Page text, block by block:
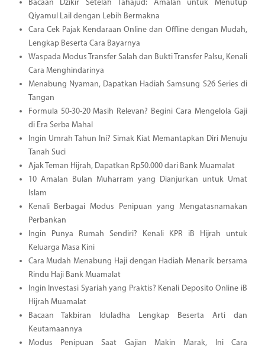
Bacaan Dzikir Setelah Tahajud: Amalan untuk Menutup
Qiyamul Lail dengan Lebih Bermakna
Cara Cek Pajak Kendaraan Online dan Offline dengan Mudah,
Lengkap Beserta Cara Bayarnya
Waspada Modus Transfer Salah dan Bukti Transfer Palsu, Kenali
Cara Menghindarinya
Menabung Nyaman, Dapatkan Hadiah Samsung S26 Series di
Tangan
Formula 50-30-20 Masih Relevan? Begini Cara Mengelola Gaji
di Era Serba Mahal
Ingin Umrah Tahun Ini? Simak Kiat Memantapkan Diri Menuju
Tanah Suci
Ajak Teman Hijrah, Dapatkan Rp50.000 dari Bank Muamalat
10 Amalan Bulan Muharram yang Dianjurkan untuk Umat
Islam
Kenali Berbagai Modus Penipuan yang Mengatasnamakan
Perbankan
Ingin Punya Rumah Sendiri? Kenali KPR iB Hijrah untuk
Keluarga Masa Kini
Cara Mudah Menabung Haji dengan Hadiah Menarik bersama
Rindu Haji Bank Muamalat
Ingin Investasi Syariah yang Praktis? Kenali Deposito Online iB
Hijrah Muamalat
Bacaan Takbiran Iduladha Lengkap Beserta Arti dan
Keutamaannya
Modus Penipuan Saat Gajian Makin Marak, Ini Cara